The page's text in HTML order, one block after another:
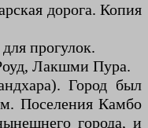
дорога. Копия
прогулок.
Лакшми Пура.
Город был
Поселения Камбо
города, и